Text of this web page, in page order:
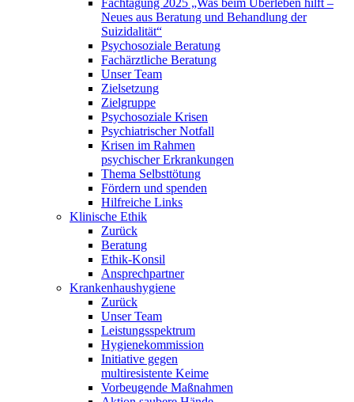
Fachtagung 2025 „Was beim Überleben hilft –
Neues aus Beratung und Behandlung der
Suizidalität“
Psychosoziale Beratung
Fachärztliche Beratung
Unser Team
Zielsetzung
Zielgruppe
Psychosoziale Krisen
Psychiatrischer Notfall
Krisen im Rahmen
psychischer Erkrankungen
Thema Selbsttötung
Fördern und spenden
Hilfreiche Links
Klinische Ethik
Zurück
Beratung
Ethik-Konsil
Ansprechpartner
Krankenhaushygiene
Zurück
Unser Team
Leistungsspektrum
Hygienekommission
Initiative gegen
multiresistente Keime
Vorbeugende Maßnahmen